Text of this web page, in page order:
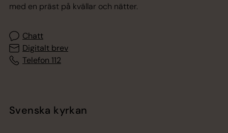
med en präst på kvällar och nätter.
Chatt
Digitalt brev
Telefon 112
Svenska kyrkan